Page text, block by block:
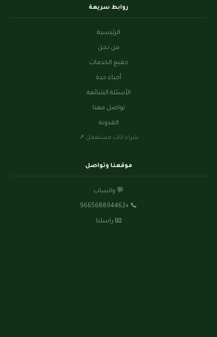
روابط سريعة
الرئيسية
من نحن
جميع الخدمات
أحياء جدة
الأسئلة الشائعة
تواصل معنا
المدونة
شراء اثاث مستعمل ↗
موقعنا وتواصل
💬 واتساب
📞
+966568894462
📧 راسلنا